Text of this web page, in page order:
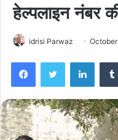
हेल्पलाइन नंबर
idrisi Parwaz
FacebookTwitter